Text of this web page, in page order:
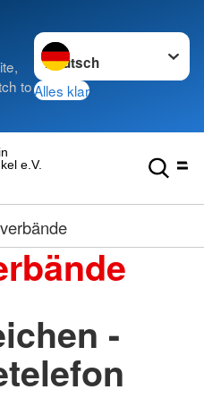
to
Sprache wechseln zu
Alles klar
e.V.
-